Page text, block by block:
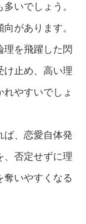
いでしょう。
があります。
理を飛躍した閃
け止め、高い理
やすいでしょ
ば、恋愛自体発
、否定せずに理
奪いやすくなる